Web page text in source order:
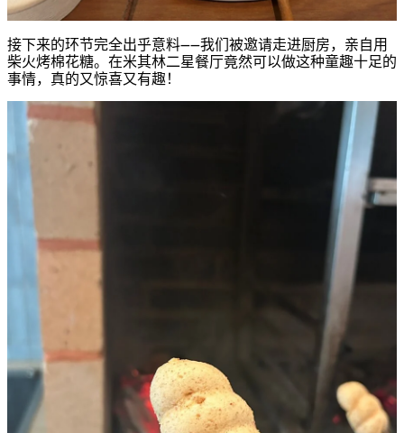
接下来的环节完全出乎意料——我们被邀请走进厨房，亲自用
柴火烤棉花糖。在米其林二星餐厅竟然可以做这种童趣十足的
事情，真的又惊喜又有趣！